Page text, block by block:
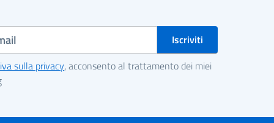
sulla privacy, acconsento al trattamento dei miei